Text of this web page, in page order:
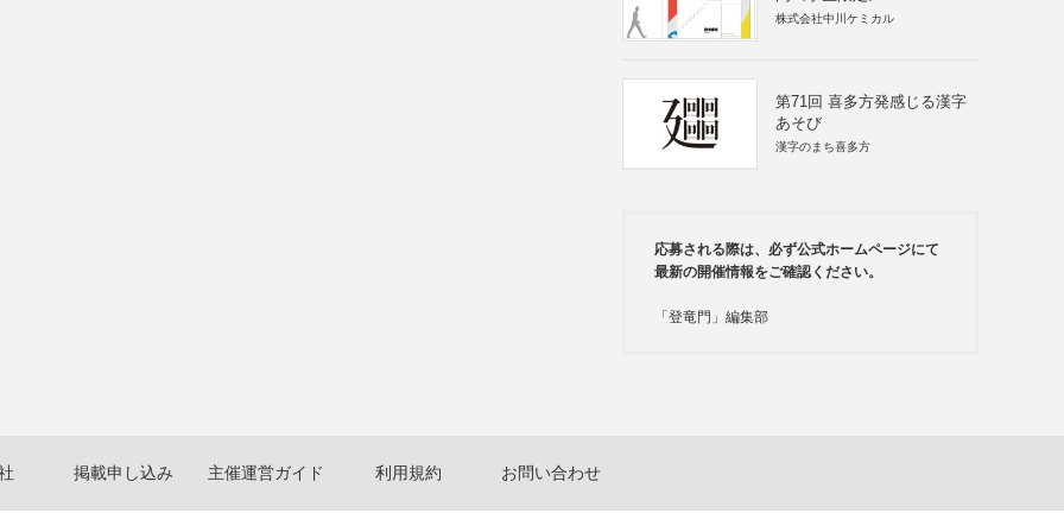
株式会社中川ケミカル
第71回 喜多方発感じる漢字
あそび
漢字のまち喜多方
応募される際は、必ず公式ホームページにて
最新の開催情報をご確認ください。
「登竜門」編集部
掲載申し込み 主催運営ガイド 利用規約 お問い合わせ